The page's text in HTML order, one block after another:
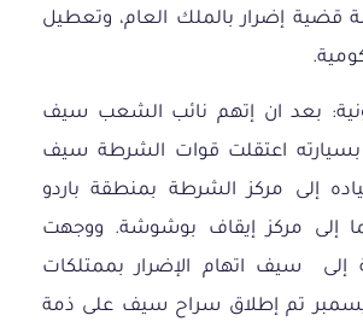
قضية إضرار بالملك العام، وتعطيل
بعد ان إتهم نائب الشعب سيف
بسيارته اعتقلت قوات الشرطة سيف
إلى مركز الشرطة بمنطقة باردو
إلى مركز إيقاف بوشوشة. ووجهت
إلى سيف اتهام الإضرار بممتلكات
وفي 10 ديسمبر تم إطلاق سراح سيف على ذمة